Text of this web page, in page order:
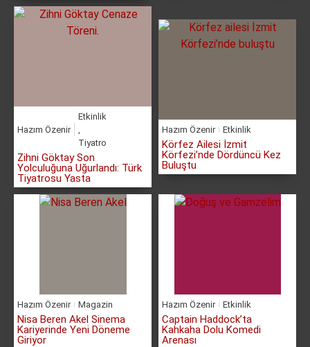
Hazım Özenir
Etkinlik
Tiyatro
Zihni Göktay Son
Yolculuğuna Uğurlandı: Türk
Tiyatrosu Yasta
Hazım Özenir Etkinlik
Körfez Ailesi İzmit
Körfezi’nde Dördüncü Kez
Buluştu
Hazım Özenir Magazin
Nisa Beren Akel Sinema
Kariyerinde Yeni Döneme
Giriyor
Hazım Özenir Etkinlik
Captain Haddock’ta
Kahkaha Dolu Komedi
Arenası